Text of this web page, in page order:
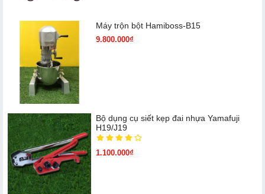
Máy trộn bột Hamiboss-B15
9.800.000₫
Bộ dụng cụ siết kẹp đai nhựa Yamafuji
H19/J19
1.100.000₫